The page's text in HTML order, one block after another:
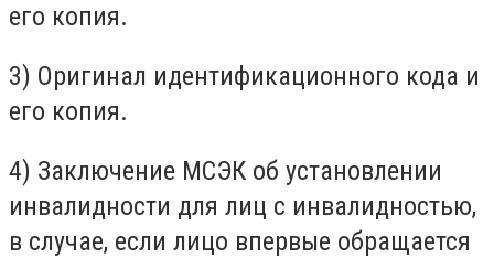
его копия.
3) Оригинал идентификационного кода и
его копия.
4) Заключение МСЭК об установлении
инвалидности для лиц с инвалидностью,
в случае, если лицо впервые обращается